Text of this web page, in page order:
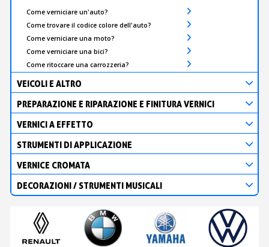
Come verniciare un'auto?
Come trovare il codice colore dell'auto?
Come verniciare una moto?
Come verniciare una bici?
Come ritoccare una carrozzeria?
VEICOLI E ALTRO
PREPARAZIONE E RIPARAZIONE E FINITURA VERNICI
VERNICI A EFFETTO
STRUMENTI DI APPLICAZIONE
VERNICE CROMATA
DECORAZIONI / STRUMENTI MUSICALI